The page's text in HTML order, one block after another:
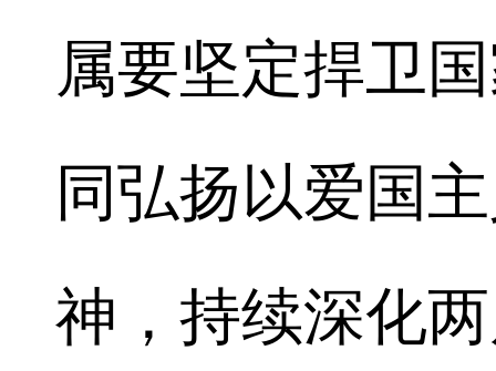
属要坚定捍卫
同弘扬以爱国
神，持续深化